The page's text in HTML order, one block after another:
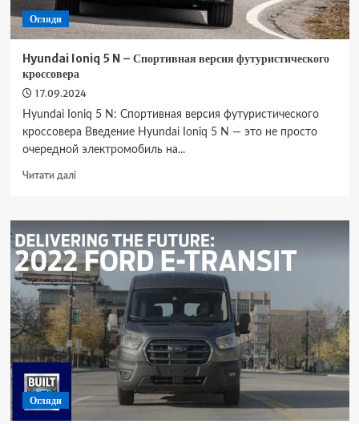
Огляди
Hyundai Ioniq 5 N – Спортивная версия футуристического
кроссовера
17.09.2024
Hyundai Ioniq 5 N: Спортивная версия футуристического
кроссовера Введение Hyundai Ioniq 5 N — это не просто
очередной электромобиль на...
Читати даліДокладніше
Ioniq
5
N
–
Спортивная
версия
футуристического
кроссовера
Огляди